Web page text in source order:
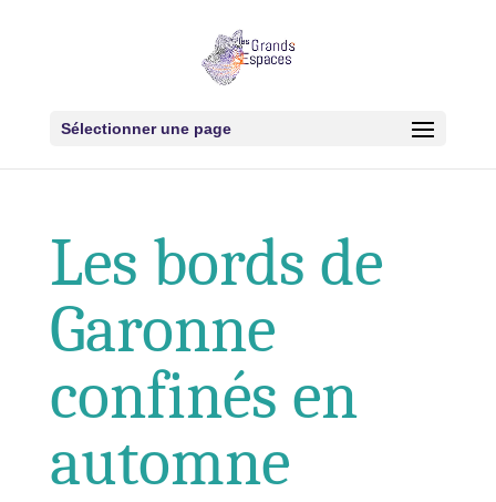
Sélectionner une page
Les bords de
Garonne
confinés en
automne